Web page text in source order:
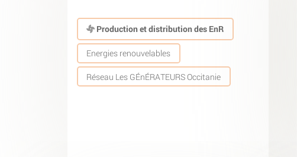
Production et distribution des EnR
Energies renouvelables
Réseau Les GÉnÉRATEURS Occitanie